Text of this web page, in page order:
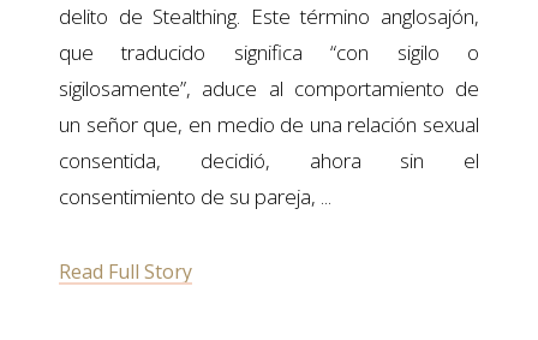
delito de Stealthing. Este término anglosajón,
que traducido significa “con sigilo o
sigilosamente”, aduce al comportamiento de
un señor que, en medio de una relación sexual
consentida, decidió, ahora sin el
consentimiento de su pareja,
Read Full Story